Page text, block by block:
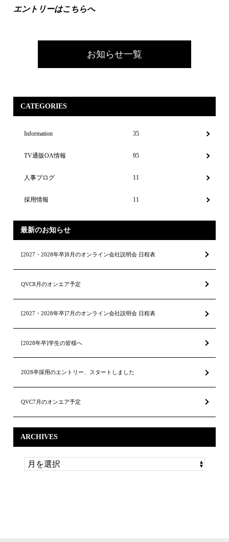
エントリーはこちらへ
お知らせ一覧
CATEGORIES
Information 35
TV通販OA情報 95
人事ブログ 11
採用情報 11
最新のお知らせ
[2027・2028年卒]8月のオンライン会社説明会 日程表
QVC8月のオンエア予定
[2027・2028年卒]7月のオンライン会社説明会 日程表
[2028年卒]学生の皆様へ
2028卒採用のエントリー、スタートしました
QVC7月のオンエア予定
ARCHIVES